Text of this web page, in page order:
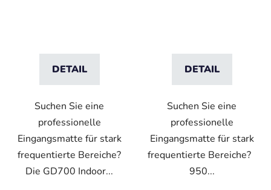
DETAIL
Suchen Sie eine
professionelle
Eingangsmatte für stark
frequentierte Bereiche?
Die GD700 Indoor...
DETAIL
Suchen Sie eine
professionelle
Eingangsmatte für stark
frequentierte Bereiche?
950...